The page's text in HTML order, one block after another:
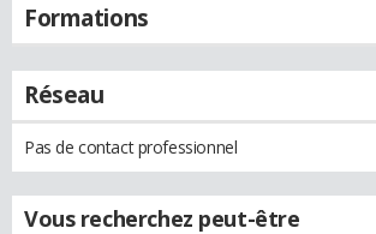
Formations
Réseau
Pas de contact professionnel
Vous recherchez peut-être